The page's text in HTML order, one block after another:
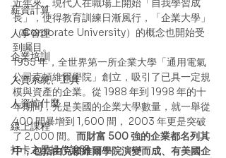
薪資計算
人事管理
企業培訓
人資系統、工具
人資忙什麼
線上課程
打卡之星操作說明
近年來，現代人在職場上開始「自我學習成
長」，使得教育訓練日漸風行，「企業大學」
（Corporate University）的概念也開始受
到矚目。
1955 年，全世界第一所企業大學「通用電氣
公司克頓維爾學院」創立，吸引了已具一定規
模與資產的企業。從 1988 年到 1998 年的十
年期間，光是美國的企業大學數量，就一舉從
400 間暴增到 1,600 間， 2003 年更是突破
了 2,000 間。 而財富 500 強的企業都名列其
中，包括由克頓維爾學院演變而成、有美國企